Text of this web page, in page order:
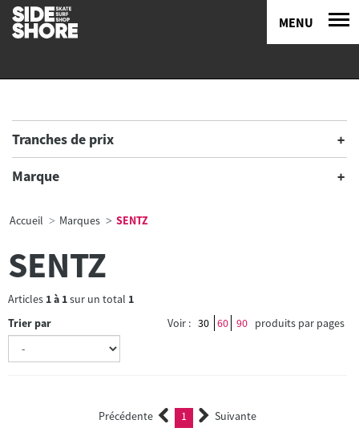
MENU
Tranches de prix
Marque
Accueil Marques SENTZ
SENTZ
Articles 1à 1sur un total 1
Trier par
Voir : 30 60 90 produits par pages
Précédente 1 (current)Suivante